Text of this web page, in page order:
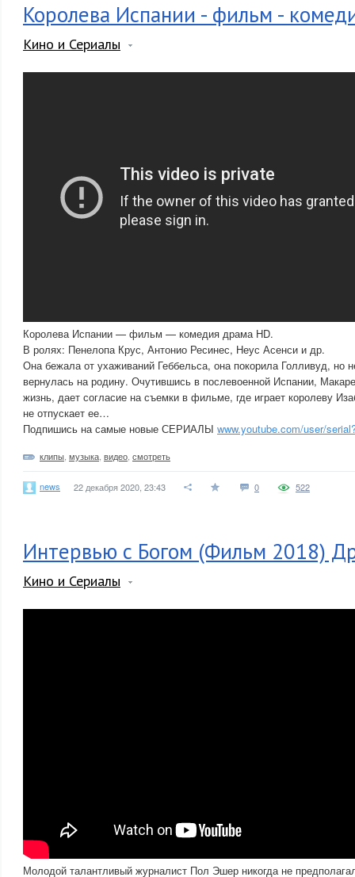
Королева Испании - фильм -
Кино и Сериалы
Королева Испании — фильм — комедия драма HD.
В ролях: Пенелопа Крус, Антонио Ресинес, Неус Асенси и др.
Она бежала от ухаживаний Геббельса, она покорила Голливуд, но
вернулась на родину. Очутившись в послевоенной Испании,
жизнь, дает согласие на съемки в фильме, где играет королеву
не отпускает ее…
Подпишись на самые новые СЕРИАЛЫ www.youtube.com/user/
клипы музыка видео смотреть
news 22 декабря 2020, 23:43 0 522
Интервью с Богом (Фильм 2018)
Кино и Сериалы
Молодой талантливый журналист Пол Эшер никогда не